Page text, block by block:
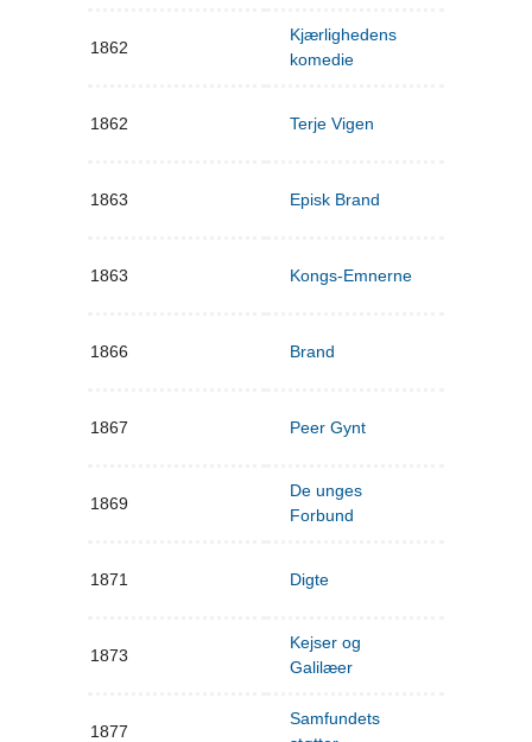
1862
Kjærlighedens
komedie
1862 Terje Vigen
1863 Episk Brand
1863 Kongs-Emnerne
1866 Brand
1867 Peer Gynt
1869
De unges
Forbund
1871 Digte
1873
Kejser og
Galilæer
1877
Samfundets